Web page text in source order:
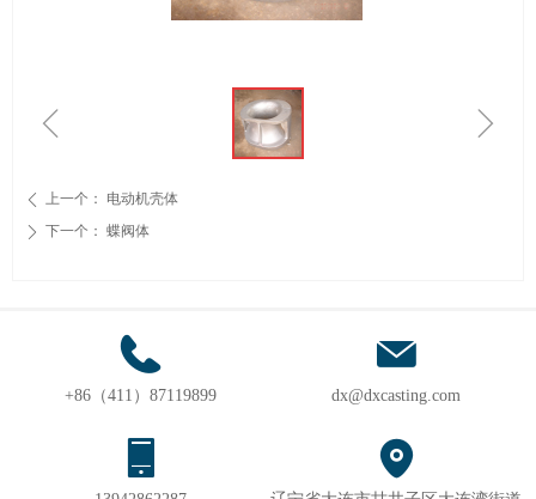
ꄴ 上一个： 电动机壳体
ꄲ 下一个： 蝶阀体
ꁆ ꁇ
+86（411）87119899 dx@dxcasting.com